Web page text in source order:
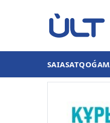
SAIASATQOǴAM